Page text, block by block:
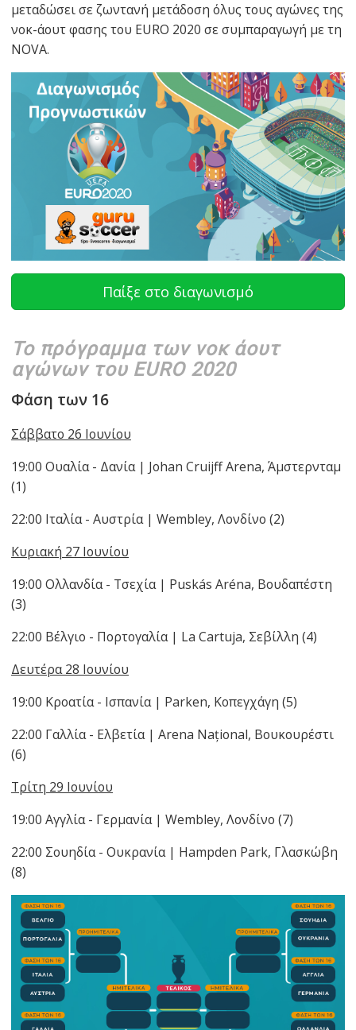
μεταδώσει σε ζωντανή μετάδοση όλυς τους αγώνες της
νοκ-άουτ φασης του EURO 2020 σε συμπαραγωγή με τη
NOVA.
Παίξε στο διαγωνισμό
Το πρόγραμμα των νοκ άουτ
αγώνων του EURO 2020
Φάση των 16
Σάββατο 26 Ιουνίου
19:00 Ουαλία - Δανία | Johan Cruijff Arena, Άμστερνταμ
(1)
22:00 Ιταλία - Αυστρία | Wembley, Λονδίνο (2)
Κυριακή 27 Ιουνίου
19:00 Ολλανδία - Τσεχία | Puskás Aréna, Βουδαπέστη
(3)
22:00 Βέλγιο - Πορτογαλία | La Cartuja, Σεβίλλη (4)
Δευτέρα 28 Ιουνίου
19:00 Κροατία - Ισπανία | Parken, Κοπεγχάγη (5)
22:00 Γαλλία - Ελβετία | Arena Național, Βουκουρέστι
(6)
Τρίτη 29 Ιουνίου
19:00 Αγγλία - Γερμανία | Wembley, Λονδίνο (7)
22:00 Σουηδία - Ουκρανία | Hampden Park, Γλασκώβη
(8)